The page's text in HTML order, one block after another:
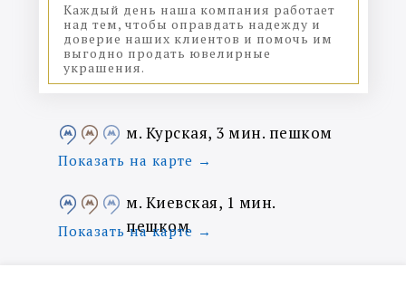
Каждый день наша компания работает
над тем, чтобы оправдать надежду и
доверие наших клиентов и помочь им
выгодно продать ювелирные
украшения.
м. Курская, 3 мин. пешком
м. Киевская, 1 мин.
пешком
Показать на карте →
Показать на карте →